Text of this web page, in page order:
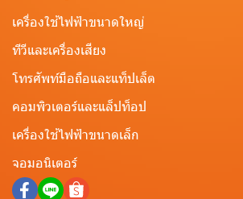
เครื่องใช้ไฟฟ้าขนาดใหญ่
ทีวีและเครื่องเสียง
โทรศัพท์มือถือและแท็ปเล็ต
คอมพิวเตอร์และแล็ปท็อป
เครื่องใช้ไฟฟ้าขนาดเล็ก
จอมอนิเตอร์